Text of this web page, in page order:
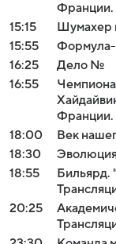
Франции.
15:15
Шумахер
15:55
Формула-
16:25
Дело №
16:55
Франции.
18:00
Век
18:30
18:55
Бильярд.
20:25